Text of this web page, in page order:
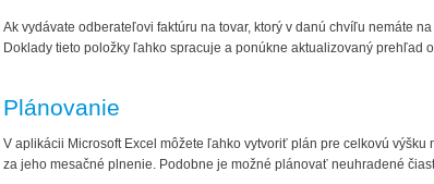
Ak vydávate odberateľovi faktúru na tovar, ktorý v danú chvíľu nemáte
Doklady tieto položky ľahko spracuje a ponúkne aktualizovaný prehľad
Plánovanie
V aplikácii Microsoft Excel môžete ľahko vytvoriť plán pre celkovú
za jeho mesačné plnenie. Podobne je možné plánovať neuhradené